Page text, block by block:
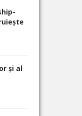
și al